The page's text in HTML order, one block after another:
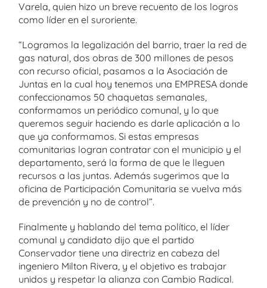
Varela, quien hizo un breve recuento de los logros
como líder en el suroriente.
“Logramos la legalización del barrio, traer la red de
gas natural, dos obras de 300 millones de pesos
con recurso oficial, pasamos a la Asociación de
Juntas en la cual hoy tenemos una EMPRESA donde
confeccionamos 50 chaquetas semanales,
conformamos un periódico comunal, y lo que
queremos seguir haciendo es darle aplicación a lo
que ya conformamos. Si estas empresas
comunitarias logran contratar con el municipio y el
departamento, será la forma de que le lleguen
recursos a las juntas. Además sugerimos que la
oficina de Participación Comunitaria se vuelva más
de prevención y no de control”.
Finalmente y hablando del tema político, el líder
comunal y candidato dijo que el partido
Conservador tiene una directriz en cabeza del
ingeniero Milton Rivera, y el objetivo es trabajar
unidos y respetar la alianza con Cambio Radical.